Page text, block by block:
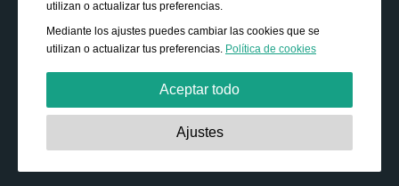
utilizan o actualizar tus preferencias.
Mediante los ajustes puedes cambiar las cookies que se
utilizan o actualizar tus preferencias. Política de cookies
Aceptar todo
Estrictamente necesarias:
para habilitar funciones básicas como la navegación, la
Ajustes